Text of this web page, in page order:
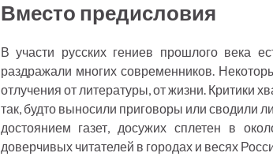
Вместо предисловия
В участи русских гениев прошлого века
раздражали многих современников.
отлучения от литературы, от жизни. Критики
так, будто выносили приговоры или сводили
достоянием газет, досужих сплетен в
доверчивых читателей в городах и весях